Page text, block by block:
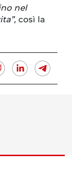
nel
così la